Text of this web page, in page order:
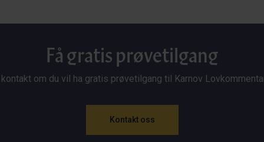
Få gratis prøvetilgang
kontakt om du vil ha gratis prøvetilgang til Karnov
Kontakt oss